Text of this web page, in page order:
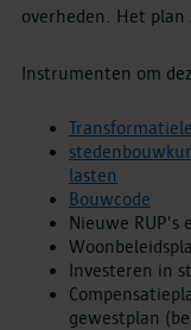
overheden. Het plan
Instrumenten om
lasten
Bouwcode
Nieuwe RUP's
Investeren in
gewestplan